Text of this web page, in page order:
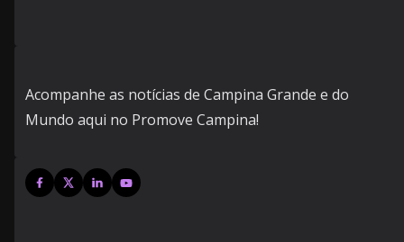
Acompanhe as notícias de Campina Grande e do
Mundo aqui no Promove Campina!